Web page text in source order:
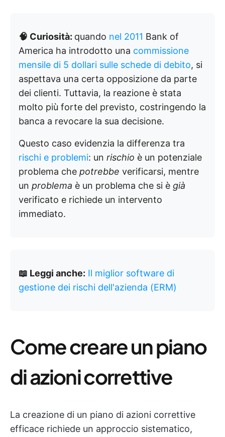
🧠 Curiosità: quando nel 2011 Bank of
America ha introdotto una commissione
mensile di 5 dollari sulle schede di debito, si
aspettava una certa opposizione da parte
dei clienti. Tuttavia, la reazione è stata
molto più forte del previsto, costringendo la
banca a revocare la sua decisione.
Questo caso evidenzia la differenza tra
rischi e problemi: un rischio è un potenziale
problema che potrebbe verificarsi, mentre
un problema è un problema che si è già
verificato e richiede un intervento
immediato.
📖 Leggi anche: Il miglior software di
gestione dei rischi dell'azienda (ERM)
Come creare un piano
di azioni correttive
La creazione di un piano di azioni correttive
efficace richiede un approccio sistematico,